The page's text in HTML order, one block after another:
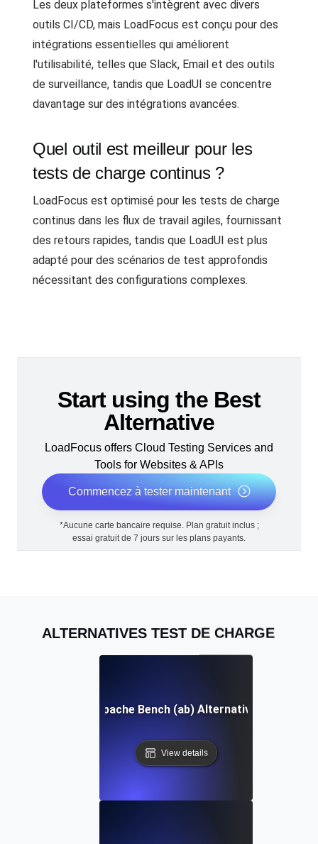
Les deux plateformes s'intègrent avec divers
outils CI/CD, mais LoadFocus est conçu pour des
intégrations essentielles qui améliorent
l'utilisabilité, telles que Slack, Email et des outils
de surveillance, tandis que LoadUI se concentre
davantage sur des intégrations avancées.
Quel outil est meilleur pour les
tests de charge continus ?
LoadFocus est optimisé pour les tests de charge
continus dans les flux de travail agiles, fournissant
des retours rapides, tandis que LoadUI est plus
adapté pour des scénarios de test approfondis
nécessitant des configurations complexes.
Start using the Best
Alternative
LoadFocus offers Cloud Testing Services and
Tools for Websites & APIs
Commencez à tester maintenant
*Aucune carte bancaire requise. Plan gratuit inclus ;
essai gratuit de 7 jours sur les plans payants.
ALTERNATIVES TEST DE CHARGE
Apache Bench (ab) Alternative
View details